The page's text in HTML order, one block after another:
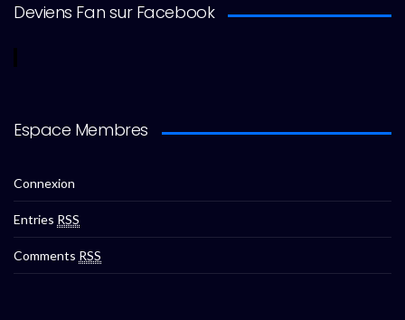
Deviens Fan sur Facebook
Espace Membres
Connexion
Entries RSS
Comments RSS